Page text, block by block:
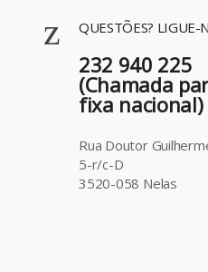
QUESTÕES? LIGUE-
232 940 225
(Chamada
fixa nacional)
Rua Doutor
5-r/c-D
3520-058 Nelas